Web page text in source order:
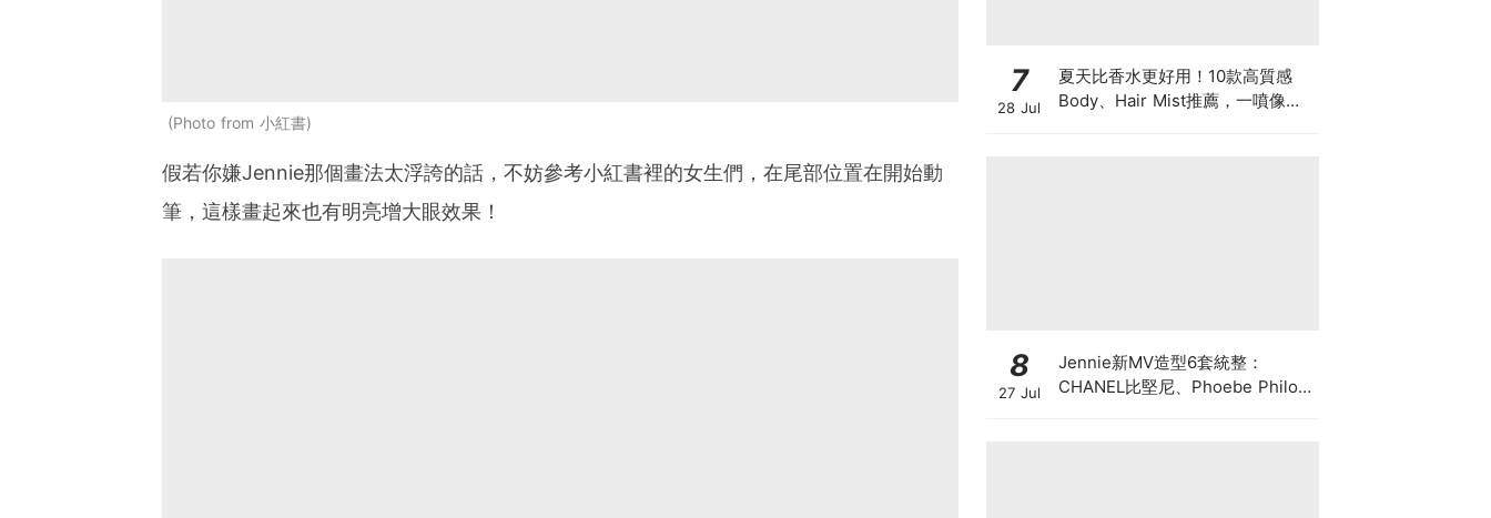
Photo from 小紅書
假若你嫌Jennie那個畫法太浮誇的話，不妨參考小紅書裡的女生們，在尾部位置在開始動
筆，這樣畫起來也有明亮增大眼效果！
7
28 Jul
夏天比香水更好用！10款高質感
Body、Hair Mist推薦，一噴像剛
8
27 Jul
Jennie新MV造型6套統整：
CHANEL比堅尼、Phoebe Philo